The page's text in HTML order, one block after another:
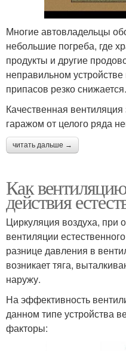
Многие автовладельцы
небольшие погреба, где
продукты и другие
неправильном
припасов резко снижается.
Качественная
гаражом от целого ряда
читать дальше →
Как
действия
Циркуляция воздуха, при
вентиляции
разнице давления в
возникает тяга,
наружу.
На эффективность
данном типе устройства
факторы: